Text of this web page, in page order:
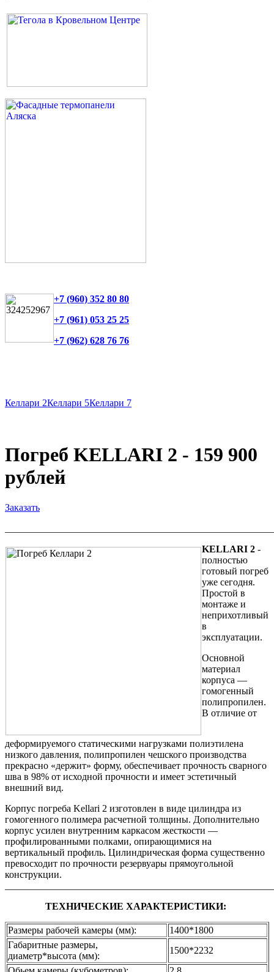
+7 (960) 352 80 80
+7 (961) 053 25 25
+7 (962) 628 76 76
Келлари 2Келлари 5Келлари 7
Погреб KELLARI 2 - 159 900
рублей
Заказать
KELLARI 2 -
полностью
готовый погреб
уже сегодня.
Простой в
монтаже и
неприхотливый
в
эксплуатации.
Основной
материал
корпуса —
гомогенный
полипропилен.
В отличие от
деформируемого статическими нагрузками полиэтилена
низкого давления, полипропилен чешского производства
прекрасно «держит» форму, обеспечивает прочность сварного
шва в 98% от исходной прочности и имеет эстетичный
внешний вид.
Корпус погреба Kellari 2 изготовлен в виде цилиндра из
гомогенного полимера расчетной толщины. Дополнительно
корпус усилен внутренним каркасом жесткости —
профилированными полками, опирающимися на
вертикальный профиль. Цилиндрическая форма существенно
превосходит по прочности резервуары прямоугольной
конструкции.
ТЕХНИЧЕСКИЕ ХАРАКТЕРИСТИКИ:
Размеры рабочей камеры (мм):
1400*1800
Габаритные размеры,
диаметр*высота (мм):
1500*2232